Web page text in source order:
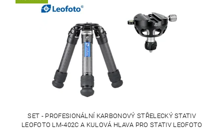
SET - PROFESIONÁLNÍ KARBONOVÝ STŘELECKÝ STATIV
LEOFOTO LM-402C A KULOVÁ HLAVA PRO STATIV LEOFOTO